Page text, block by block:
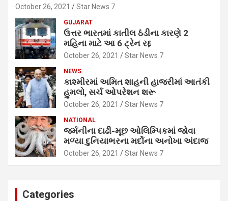
October 26, 2021 Star News 7
GUJARAT
ઉત્તર ભારતમાં કાતીલ ઠંડીના કારણે 2
મહિના માટે આ 6 ટ્રેન રદ્દ
October 26, 2021 Star News 7
NEWS
કાશ્મીરમાં અમિત શાહની હાજરીમાં આતંકી
હુમલો, સર્ચ ઓપરેશન શરૂ
October 26, 2021 Star News 7
NATIONAL
જર્મનીના દાઢી-મૂછ ઓલિમ્પિકમાં જોવા
મળ્યા દુનિયાભરના મર્દોના અનોખા અંદાજ
October 26, 2021 Star News 7
Categories